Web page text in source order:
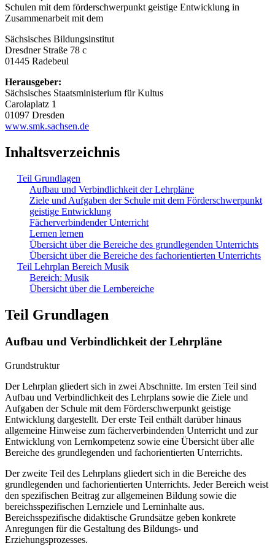
Schulen mit dem förderschwerpunkt geistige Entwicklung in
Zusammenarbeit mit dem
Sächsisches Bildungsinstitut
Dresdner Straße 78 c
01445 Radebeul
Herausgeber:
Sächsisches Staatsministerium für Kultus
Carolaplatz 1
01097 Dresden
www.smk.sachsen.de
Inhaltsverzeichnis
Teil Grundlagen
Aufbau und Verbindlichkeit der Lehrpläne
Ziele und Aufgaben der Schule mit dem Förderschwerpunkt
geistige Entwicklung
Fächerverbindender Unterricht
Lernen lernen
Übersicht über die Bereiche des grundlegenden Unterrichts
Übersicht über die Bereiche des fachorientierten Unterrichts
Teil Lehrplan Bereich Musik
Bereich: Musik
Übersicht über die Lernbereiche
Teil Grundlagen
Aufbau und Verbindlichkeit der Lehrpläne
Grundstruktur
Der Lehrplan gliedert sich in zwei Abschnitte. Im ersten Teil sind
Aufbau und Verbindlichkeit des Lehrplans sowie die Ziele und
Aufgaben der Schule mit dem Förderschwerpunkt geistige
Entwicklung dargestellt. Der erste Teil enthält darüber hinaus
allgemeine Hinweise zum fächerverbindenden Unterricht und zur
Entwicklung von Lernkompetenz sowie eine Übersicht über alle
Bereiche des grundlegenden und fachorientierten Unterrichts.
Der zweite Teil des Lehrplans gliedert sich in die Bereiche des
grundlegenden und fachorientierten Unterrichts. Jeder Bereich weist
den spezifischen Beitrag zur allgemeinen Bildung sowie die
bereichsspezifischen Lernziele und Lerninhalte aus.
Bereichsspezifische didaktische Grundsätze geben konkrete
Anregungen für die Gestaltung des Bildungs- und
Erziehungsprozesses.